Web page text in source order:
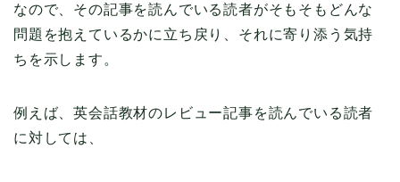
なので、その記事を読んでいる読者がそもそもどんな
問題を抱えているかに立ち戻り、それに寄り添う気持
ちを示します。
例えば、英会話教材のレビュー記事を読んでいる読者
に対しては、